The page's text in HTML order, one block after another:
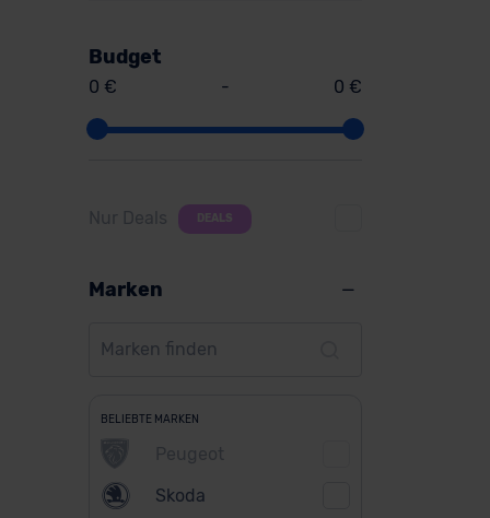
Budget
0 € - 0 €
Nur Deals DEALS
Marken
BELIEBTE MARKEN
Peugeot
Skoda